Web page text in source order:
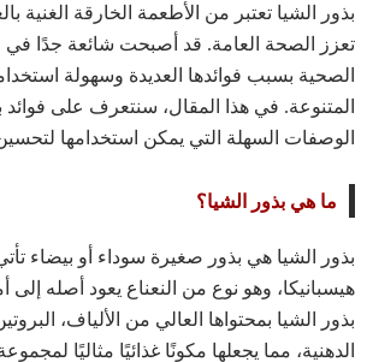
بذور الشيا تعتبر من الأطعمة الخارقة الغنية
تعزز الصحة العامة. قد أصبحت شائعة جدًا في
الصحية بسبب فوائدها العديدة وسهولة
المتنوعة. في هذا المقال، سنتعرف على فوائد
الوصفات السهلة التي يمكن استخدامها
ما هي بذور الشيا؟
بذور الشيا هي بذور صغيرة سوداء أو بيضاء
هيسبانيكا، وهو نوع من النعناع يعود أصله إلى
الدهنية، مما يجعلها مكونًا غذائيًا مثاليًا